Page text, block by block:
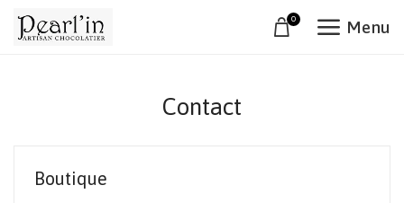
0 Menu
Contact
Boutique